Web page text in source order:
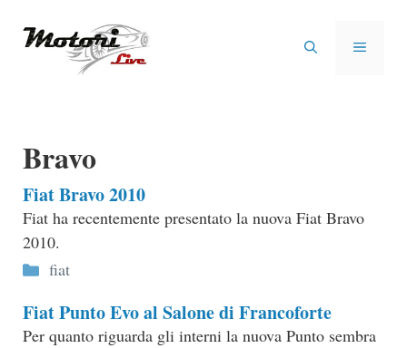
MENU
Bravo
Fiat Bravo 2010
Fiat ha recentemente presentato la nuova Fiat Bravo
2010.
Categorie
fiat
Fiat Punto Evo al Salone di Francoforte
Per quanto riguarda gli interni la nuova Punto sembra